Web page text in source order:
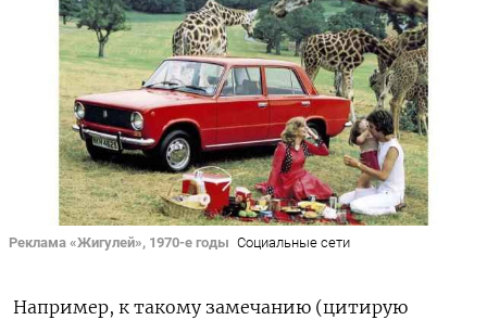
Реклама «Жигулей», 1970-е годы Социальные сети
Например, к такому замечанию (цитирую